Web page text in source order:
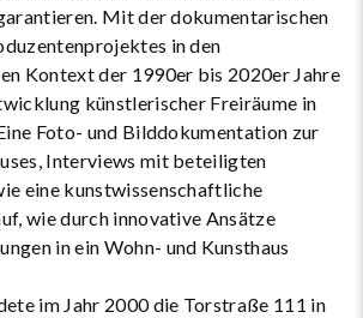
Mit der dokumentarischen
in den
Kontext der 1990er bis 2020er Jahre
künstlerischer Freiräume in
Foto- und Bilddokumentation zur
Interviews mit beteiligten
eine kunstwissenschaftliche
wie durch innovative Ansätze
in ein Wohn- und Kunsthaus
im Jahr 2000 die Torstraße 111 in